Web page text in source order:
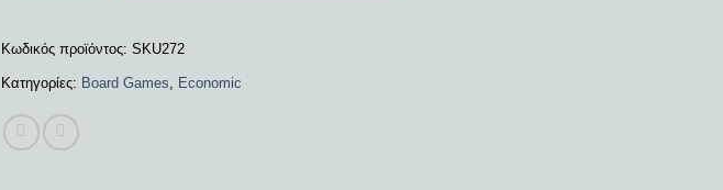
Κωδικός προϊόντος: SKU272
Κατηγορίες: Board Games, Economic